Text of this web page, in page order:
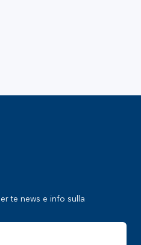
te news e info sulla